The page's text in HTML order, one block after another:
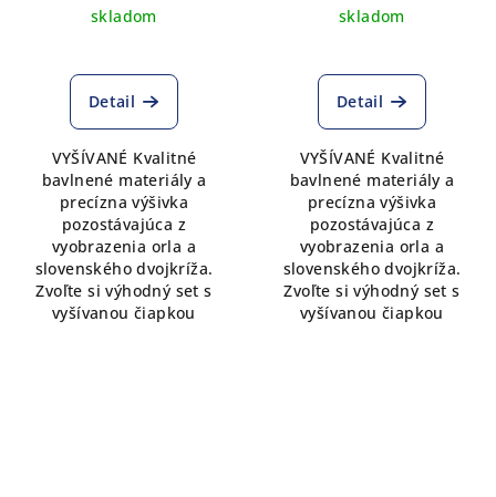
skladom
Detail
VYŠÍVANÉ Kvalitné
bavlnené materiály a
precízna výšivka
pozostávajúca z
vyobrazenia orla a
slovenského dvojkríža.
Zvoľte si výhodný set s
vyšívanou čiapkou
skladom
Detail
VYŠÍVANÉ Kvalitné
bavlnené materiály a
precízna výšivka
pozostávajúca z
vyobrazenia orla a
slovenského dvojkríža.
Zvoľte si výhodný set s
vyšívanou čiapkou